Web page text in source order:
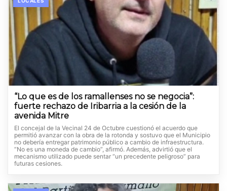
“Lo que es de los ramallenses no se negocia”:
fuerte rechazo de Iribarria a la cesión de la
avenida Mitre
El concejal de la Vecinal 24 de Octubre cuestionó el acuerdo que
permitió avanzar con la obra de la rotonda y sostuvo que el Municipio
no debería entregar patrimonio público a cambio de infraestructura.
“No es una moneda de cambio”, afirmó. Además, advirtió que el
mecanismo utilizado puede sentar “un precedente peligroso” para
futuras cesiones.